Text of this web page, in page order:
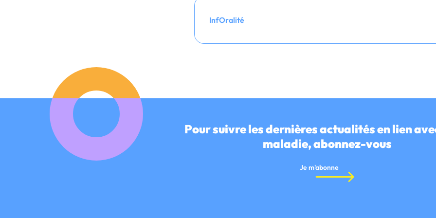
InfOralité
Pour suivre les dernières actualités en lien
maladie, abonnez-vous
Je m'abonne